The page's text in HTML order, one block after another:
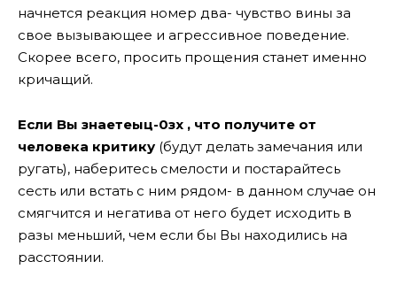
начнется реакция номер два- чувство вины за
свое вызывающее и агрессивное поведение.
Скорее всего, просить прощения станет именно
кричащий.
Если Вы знаетеыц-0зх , что получите от
человека критику (будут делать замечания или
ругать), наберитесь смелости и постарайтесь
сесть или встать с ним рядом- в данном случае он
смягчится и негатива от него будет исходить в
разы меньший, чем если бы Вы находились на
расстоянии.